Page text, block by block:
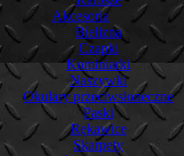
Akcesoria
Bielizna
Czapki
Kominiarki
Naszywki
Okulary przeciwsłoneczne
Paski
Rękawice
Skarpety